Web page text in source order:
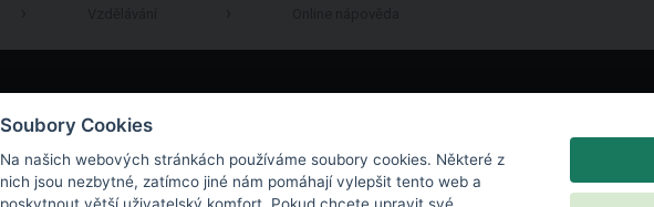
Soubory Cookies
Na našich webových stránkách používáme soubory cookies. Některé z
nich jsou nezbytné, zatímco jiné nám pomáhají vylepšit tento web a